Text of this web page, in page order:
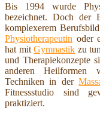
Bis 1994 wurde
bezeichnet. Doch der
komplexerem
Physiotherapeutin oder
hat mitGymnastik zu
und Therapiekonzepte
anderen
Techniken in der
Fitnessstudio sind
praktiziert.